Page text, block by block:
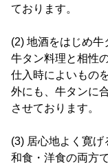
ております。
(2) 地酒をはじめ牛
牛タン料理と相性
仕入時によいもの
外にも、牛タンに
させております。
(3) 居心地よく寛げ
和食・洋食の両方